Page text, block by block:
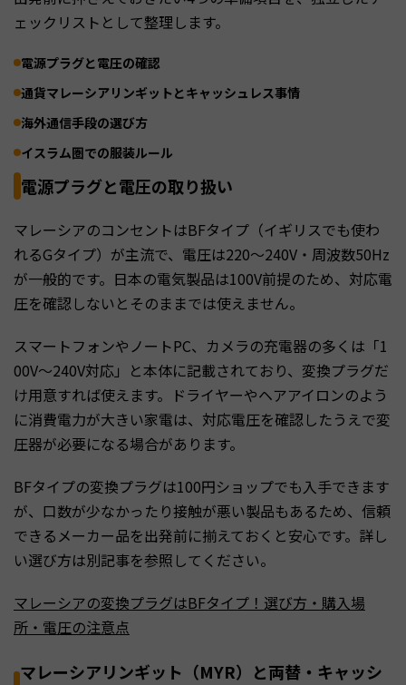
ェックリストとして整理します。
電源プラグと電圧の確認
通貨マレーシアリンギットとキャッシュレス事情
海外通信手段の選び方
イスラム圏での服装ルール
電源プラグと電圧の取り扱い
マレーシアのコンセントはBFタイプ（イギリスでも使わ
れるGタイプ）が主流で、電圧は220〜240V・周波数50Hz
が一般的です。日本の電気製品は100V前提のため、対応電
圧を確認しないとそのままでは使えません。
スマートフォンやノートPC、カメラの充電器の多くは「1
00V〜240V対応」と本体に記載されており、変換プラグだ
け用意すれば使えます。ドライヤーやヘアアイロンのよう
に消費電力が大きい家電は、対応電圧を確認したうえで変
圧器が必要になる場合があります。
BFタイプの変換プラグは100円ショップでも入手できます
が、口数が少なかったり接触が悪い製品もあるため、信頼
できるメーカー品を出発前に揃えておくと安心です。詳し
い選び方は別記事を参照してください。
マレーシアの変換プラグはBFタイプ！選び方・購入場
所・電圧の注意点
マレーシアリンギット（MYR）と両替・キャッシ